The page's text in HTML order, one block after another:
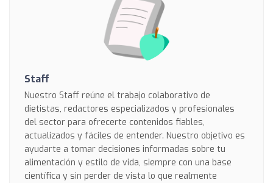
Staff
Nuestro Staff reúne el trabajo colaborativo de
dietistas, redactores especializados y profesionales
del sector para ofrecerte contenidos fiables,
actualizados y fáciles de entender. Nuestro objetivo es
ayudarte a tomar decisiones informadas sobre tu
alimentación y estilo de vida, siempre con una base
científica y sin perder de vista lo que realmente